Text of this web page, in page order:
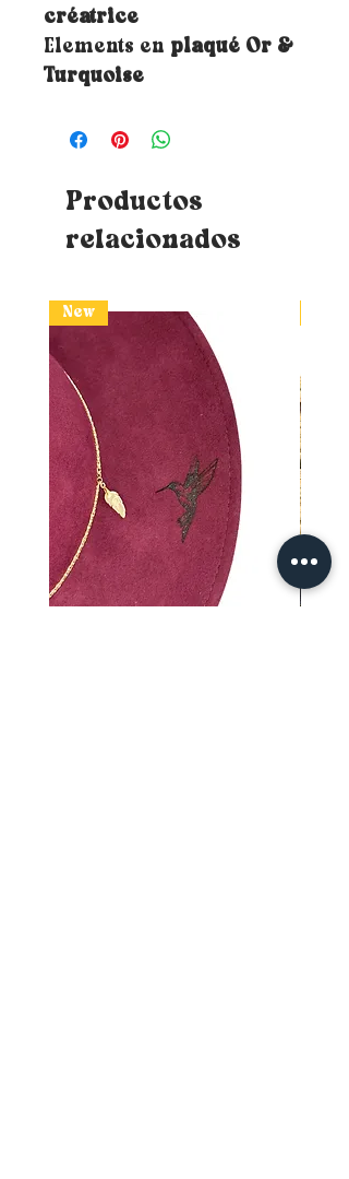
créatrice
Elements en plaqué Or &
Turquoise
Productos
relacionados
New